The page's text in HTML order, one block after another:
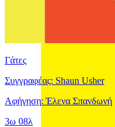
Γάτες
Συγγραφέας: Shaun Usher
Αφήγηση: Έλενα Σπανδωνή
3ω 08λ